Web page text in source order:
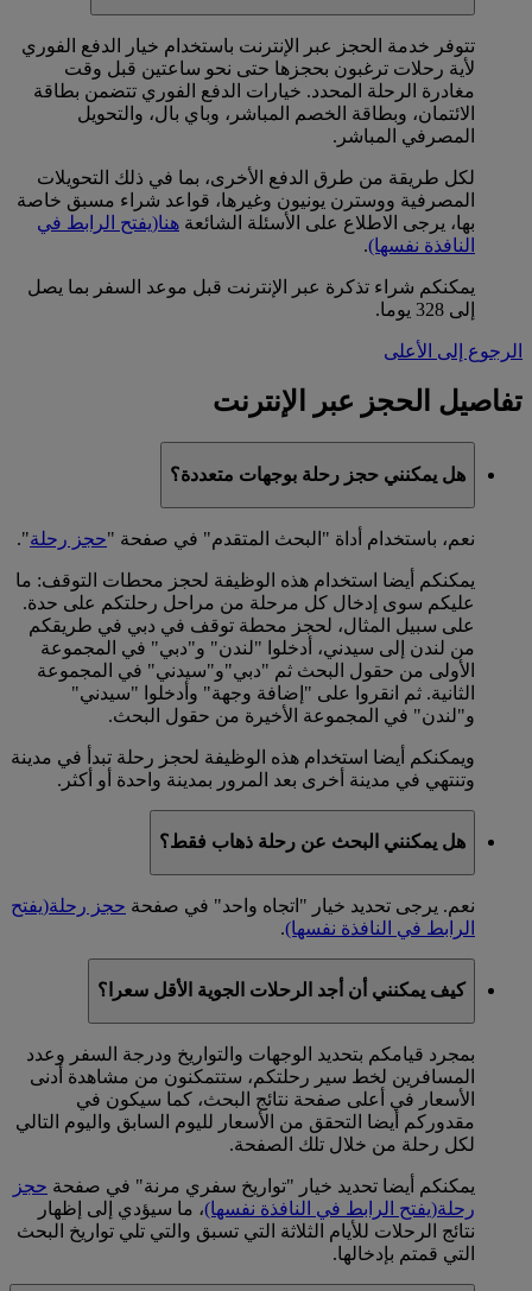
تتوفر خدمة الحجز عبر الإنترنت باستخدام خيار الدفع الفوري
لأية رحلات ترغبون بحجزها حتى نحو ساعتين قبل وقت
مغادرة الرحلة المحدد. خيارات الدفع الفوري تتضمن بطاقة
الائتمان، وبطاقة الخصم المباشر، وباي بال، والتحويل
المصرفي المباشر.
لكل طريقة من طرق الدفع الأخرى، بما في ذلك التحويلات
المصرفية ووسترن يونيون وغيرها، قواعد شراء مسبق خاصة
بها، يرجى الاطلاع على الأسئلة الشائعة هنا(يفتح الرابط في
النافذة نفسها).
يمكنكم شراء تذكرة عبر الإنترنت قبل موعد السفر بما يصل
إلى 328 يوما.
الرجوع إلى الأعلى
تفاصيل الحجز عبر الإنترنت
هل يمكنني حجز رحلة بوجهات متعددة؟
نعم، باستخدام أداة "البحث المتقدم" في صفحة "حجز رحلة".
يمكنكم أيضا استخدام هذه الوظيفة لحجز محطات التوقف: ما
عليكم سوى إدخال كل مرحلة من مراحل رحلتكم على حدة.
على سبيل المثال، لحجز محطة توقف في دبي في طريقكم
من لندن إلى سيدني، أدخلوا "لندن" و"دبي" في المجموعة
الأولى من حقول البحث ثم "دبي"و"سيدني" في المجموعة
الثانية. ثم انقروا على "إضافة وجهة" وأدخلوا "سيدني"
و"لندن" في المجموعة الأخيرة من حقول البحث.
ويمكنكم أيضا استخدام هذه الوظيفة لحجز رحلة تبدأ في مدينة
وتنتهي في مدينة أخرى بعد المرور بمدينة واحدة أو أكثر.
هل يمكنني البحث عن رحلة ذهاب فقط؟
نعم. يرجى تحديد خيار "اتجاه واحد" في صفحة حجز رحلة(يفتح
الرابط في النافذة نفسها).
كيف يمكنني أن أجد الرحلات الجوية الأقل سعرا؟
بمجرد قيامكم بتحديد الوجهات والتواريخ ودرجة السفر وعدد
المسافرين لخط سير رحلتكم، ستتمكنون من مشاهدة أدنى
الأسعار في أعلى صفحة نتائج البحث، كما سيكون في
مقدوركم أيضا التحقق من الأسعار لليوم السابق واليوم التالي
لكل رحلة من خلال تلك الصفحة.
يمكنكم أيضا تحديد خيار "تواريخ سفري مرنة" في صفحة حجز
رحلة(يفتح الرابط في النافذة نفسها)، ما سيؤدي إلى إظهار
نتائج الرحلات للأيام الثلاثة التي تسبق والتي تلي تواريخ البحث
التي قمتم بإدخالها.